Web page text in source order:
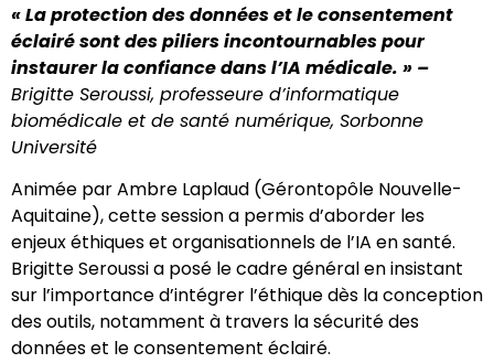
« La protection des données et le consentement
éclairé sont des piliers incontournables pour
instaurer la confiance dans l’IA médicale. » –
Brigitte Seroussi, professeure d’informatique
biomédicale et de santé numérique, Sorbonne
Université
Animée par Ambre Laplaud (Gérontopôle Nouvelle-
Aquitaine), cette session a permis d’aborder les
enjeux éthiques et organisationnels de l’IA en santé.
Brigitte Seroussi a posé le cadre général en insistant
sur l’importance d’intégrer l’éthique dès la conception
des outils, notamment à travers la sécurité des
données et le consentement éclairé.